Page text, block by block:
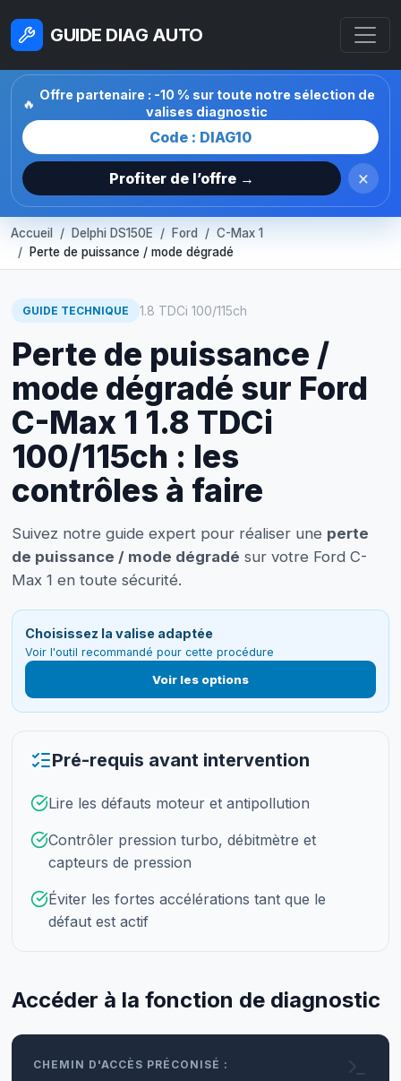
GUIDE DIAG AUTO
🔥
Offre partenaire : -10 % sur toute notre sélection de
valises diagnostic
Code : DIAG10
Profiter de l’offre → ×
Accueil Delphi DS150E Ford
C-Max 1
Perte de puissance / mode dégradé
GUIDE TECHNIQUE 1.8 TDCi 100/115ch
Perte de puissance /
mode dégradé sur Ford
C-Max 1 1.8 TDCi
100/115ch : les
contrôles à faire
Suivez notre guide expert pour réaliser une perte
de puissance / mode dégradé sur votre Ford C-
Max 1 en toute sécurité.
Choisissez la valise adaptée
Voir l'outil recommandé pour cette procédure
Voir les options
Pré-requis avant intervention
Lire les défauts moteur et antipollution
Contrôler pression turbo, débitmètre et
capteurs de pression
Éviter les fortes accélérations tant que le
défaut est actif
Accéder à la fonction de diagnostic
CHEMIN D'ACCÈS PRÉCONISÉ :